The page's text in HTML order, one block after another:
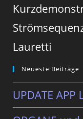
Lauretti
Neueste Beiträge
UPDATE APP